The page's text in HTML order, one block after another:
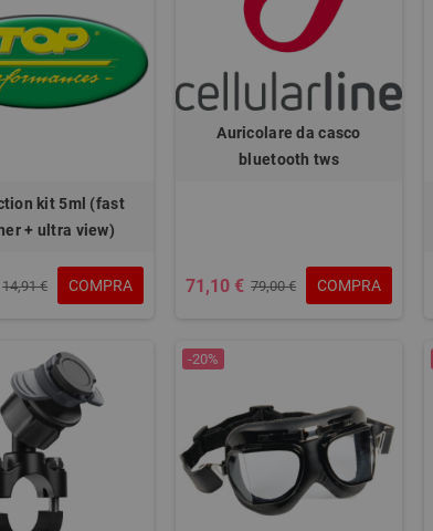
kit 5ml (fast
+ ultra view)
14,91 € COMPRA
Auricolare da casco
bluetooth tws
71,10 € 79,00 € COMPRA
-20%